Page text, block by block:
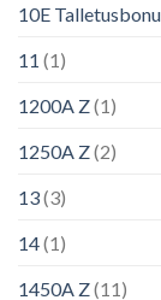
10E
11 (1)
1200A Z(1)
1250A Z(2)
13(3)
14(1)
1450A Z(11)